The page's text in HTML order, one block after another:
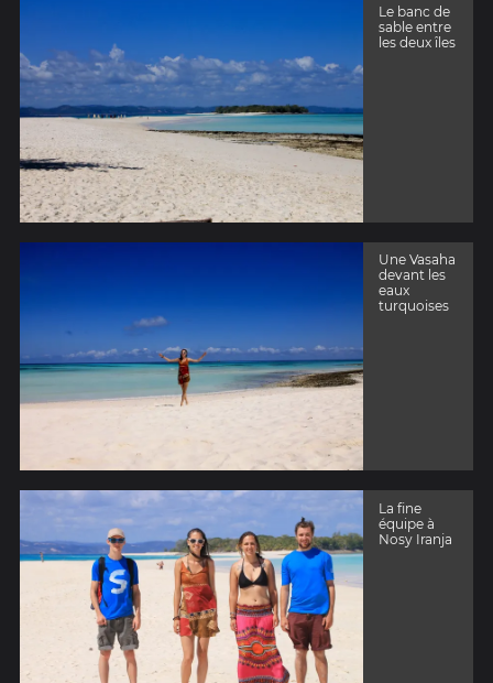
Le banc de
sable entre
les deux îles
Une Vasaha
devant les
eaux
turquoises
La fine
équipe à
Nosy Iranja